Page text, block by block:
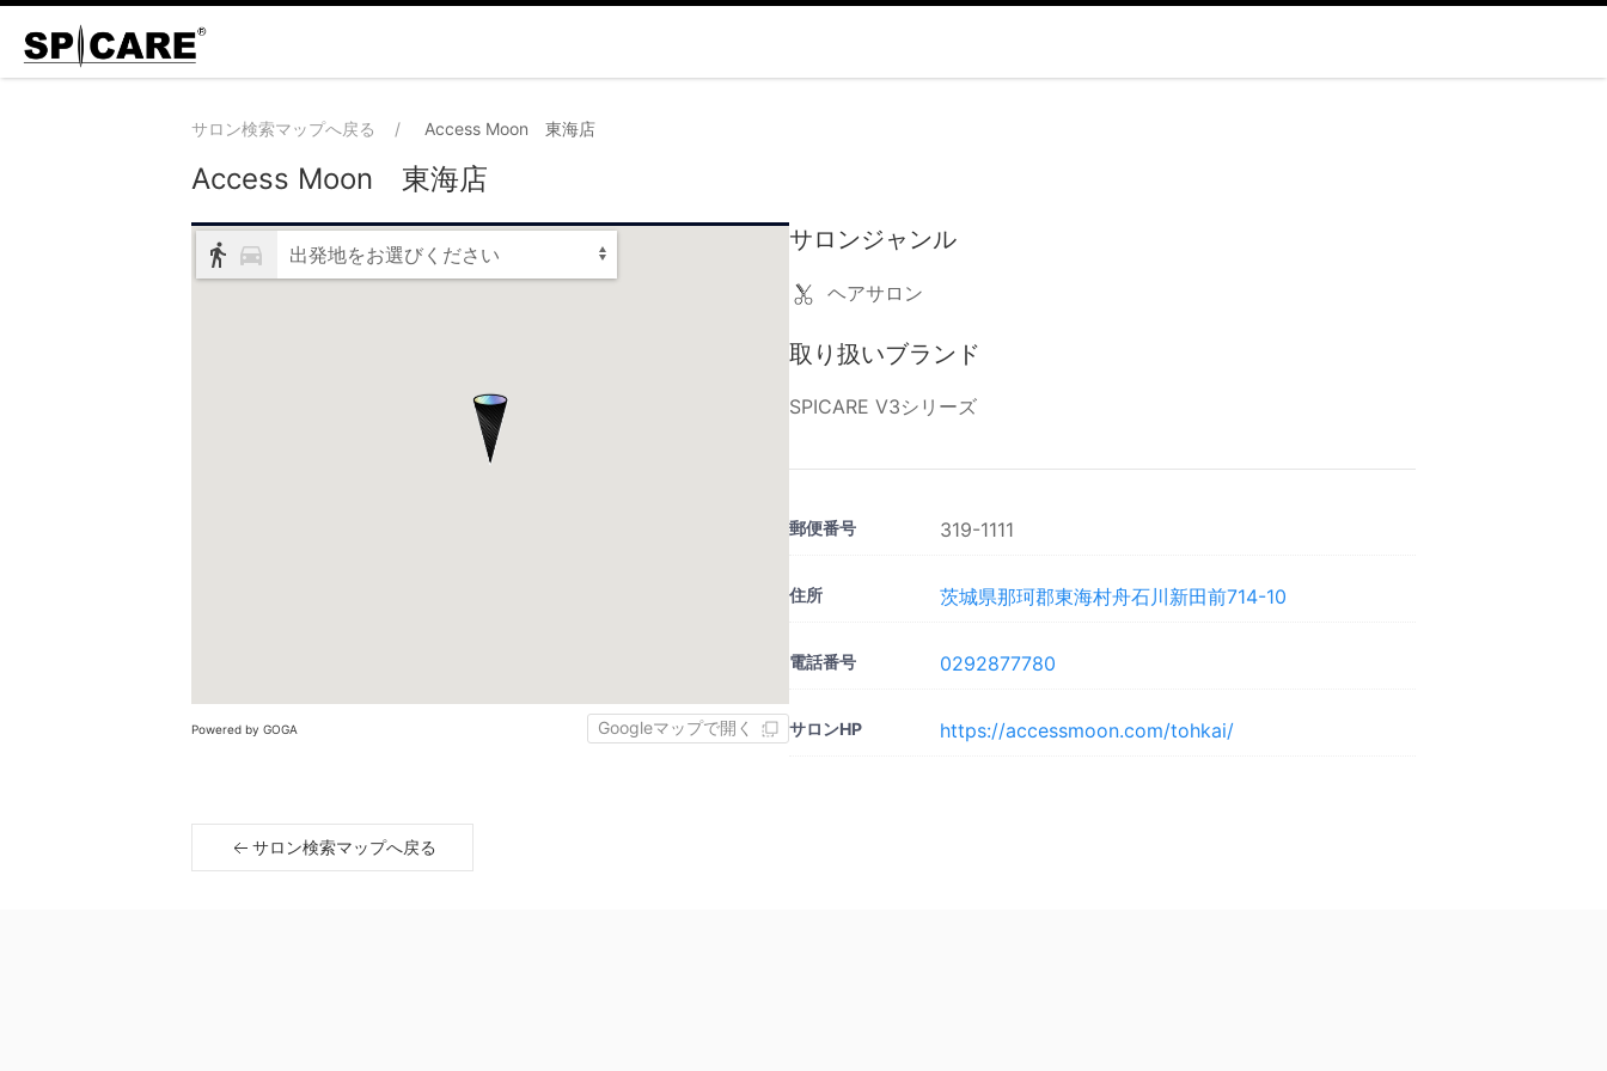
サロン検索マップへ戻る Access Moon 東海店
Access Moon 東海店
出発地をお選びください
Powered by GOGA Googleマップで開く
サロンジャンル
ヘアサロン
取り扱いブランド
SPICARE V3シリーズ
郵便番号 319-1111
住所 茨城県那珂郡東海村舟石川新田前714-10
電話番号 0292877780
サロンHP https://accessmoon.com/tohkai/
サロン検索マップへ戻る